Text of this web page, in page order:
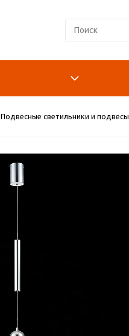
Подвесные светильники и подвесы